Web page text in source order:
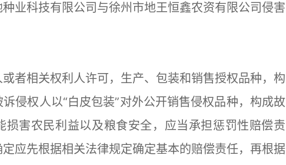
科技有限公司与徐州市地王恒鑫农资有限公司侵害
相关权利人许可，生产、包装和销售授权品种，构
侵权人以“白皮包装”对外公开销售侵权品种，构成故
损害农民利益以及粮食安全，应当承担惩罚性赔偿责
应先根据相关法律规定确定基本的赔偿责任，再根据